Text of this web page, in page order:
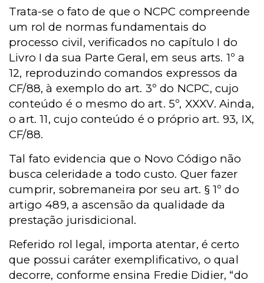
Trata-se o fato de que o NCPC compreende
um rol de normas fundamentais do
processo civil, verificados no capítulo I do
Livro I da sua Parte Geral, em seus arts. 1º a
12, reproduzindo comandos expressos da
CF/88, à exemplo do art. 3º do NCPC, cujo
conteúdo é o mesmo do art. 5º, XXXV. Ainda,
o art. 11, cujo conteúdo é o próprio art. 93, IX,
CF/88.
Tal fato evidencia que o Novo Código não
busca celeridade a todo custo. Quer fazer
cumprir, sobremaneira por seu art. § 1º do
artigo 489, a ascensão da qualidade da
prestação jurisdicional.
Referido rol legal, importa atentar, é certo
que possui caráter exemplificativo, o qual
decorre, conforme ensina Fredie Didier, “do